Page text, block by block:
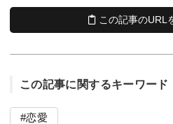
この記事のURL
この記事に関するキーワード
恋愛